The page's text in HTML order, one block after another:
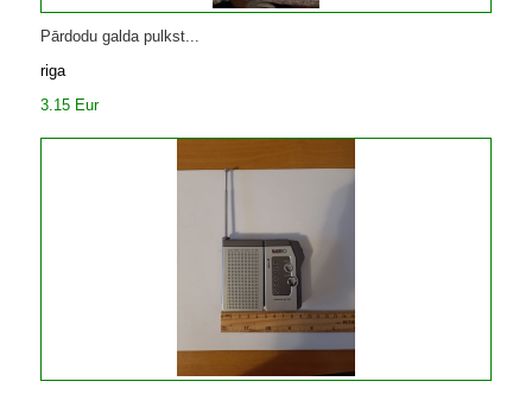
Pārdodu galda pulkst...
riga
3.15 Eur